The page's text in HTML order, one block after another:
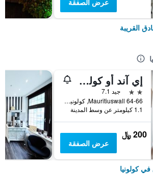
عرض الصفقة
القريبة
إي آند أو كولن نيوماركت
2 نجمتين
جيد 7.1
Mauritiuswall 64-66, كولونيا, ولاية شمال الراين وستفاليا, ألمانيا
1.1 كيلومتر عن وسط المدينة
200 ﷼
عرض الصفقة
كولونيا